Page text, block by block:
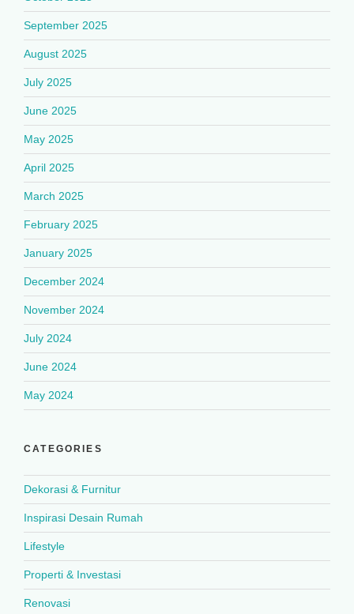
September 2025
August 2025
July 2025
June 2025
May 2025
April 2025
March 2025
February 2025
January 2025
December 2024
November 2024
July 2024
June 2024
May 2024
CATEGORIES
Dekorasi & Furnitur
Inspirasi Desain Rumah
Lifestyle
Properti & Investasi
Renovasi